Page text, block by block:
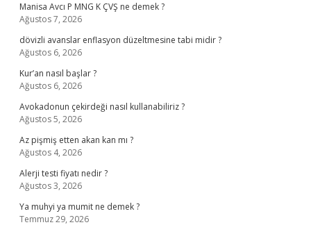
Manisa Avcı P MNG K ÇVŞ ne demek ?
Ağustos 7, 2026
dövizli avanslar enflasyon düzeltmesine tabi midir ?
Ağustos 6, 2026
Kur’an nasıl başlar ?
Ağustos 6, 2026
Avokadonun çekirdeği nasıl kullanabiliriz ?
Ağustos 5, 2026
Az pişmiş etten akan kan mı ?
Ağustos 4, 2026
Alerji testi fiyatı nedir ?
Ağustos 3, 2026
Ya muhyi ya mumit ne demek ?
Temmuz 29, 2026